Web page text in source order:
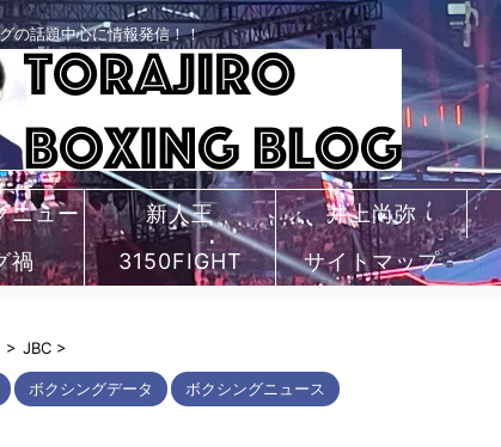
の話題中心に情報発信！！
ニュー
新人王 井上尚弥
禍
3150FIGHT サイトマップ
> JBC >
ボクシングデータ ボクシングニュース